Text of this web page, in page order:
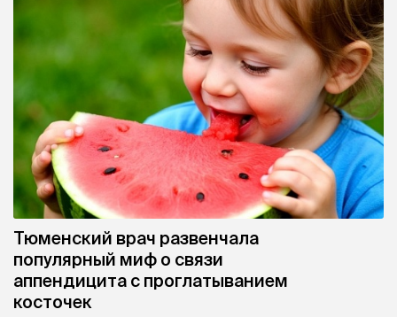
Тюменский врач развенчала
популярный миф о связи
аппендицита с проглатыванием
косточек